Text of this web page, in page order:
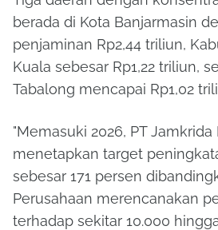
berada di Kota Banjarmasin
penjaminan Rp2,44 triliun,
Kuala sebesar Rp1,22 triliun,
Tabalong mencapai Rp1,02
"Memasuki 2026, PT Jamkrida
menetapkan target
sebesar 171 persen
Perusahaan merencanakan
terhadap sekitar 10.000